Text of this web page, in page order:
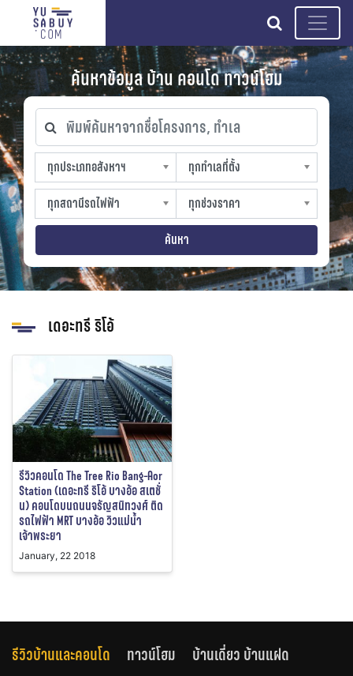
search
ค้นหาข้อมูล บ้าน คอนโด ทาวน์โฮม
พิมพ์ค้นหาจากชื่อโครงการ, ทำเล
ทุกประเภทอสังหาฯ
ทุกประเภทอสังหาฯ
sproperty
ทุกทำเลที่ตั้ง
ทุกทำเลที่ตั้ง
slocation
ทุกสถานีรถไฟฟ้า
ทุกสถานีรถไฟฟ้า
strain-station
ทุกช่วงราคา
ทุกช่วงราคา
sprice
ค้นหา
เดอะทรี ริโอ้
รีวิวคอนโด The Tree Rio Bang-Aor
Station (เดอะทรี ริโอ้ บางอ้อ สเตชั่
น) คอนโดบนถนนจรัญสนิทวงศ์ ติด
รถไฟฟ้า MRT บางอ้อ วิวแม่น้ำ
เจ้าพระยา
January, 22 2018
รีวิวบ้านและคอนโด ทาวน์โฮม
บ้านเดี่ยว บ้านแฝด